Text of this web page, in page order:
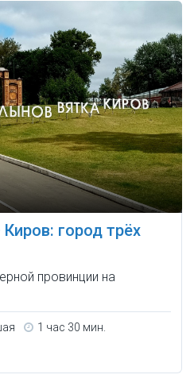
город трёх
провинции на
1 час 30 мин.